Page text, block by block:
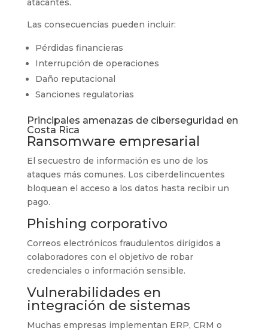
atacantes.
Las consecuencias pueden incluir:
Pérdidas financieras
Interrupción de operaciones
Daño reputacional
Sanciones regulatorias
Principales amenazas de ciberseguridad en
Costa Rica
Ransomware empresarial
El secuestro de información es uno de los
ataques más comunes. Los ciberdelincuentes
bloquean el acceso a los datos hasta recibir un
pago.
Phishing corporativo
Correos electrónicos fraudulentos dirigidos a
colaboradores con el objetivo de robar
credenciales o información sensible.
Vulnerabilidades en
integración de sistemas
Muchas empresas implementan ERP, CRM o